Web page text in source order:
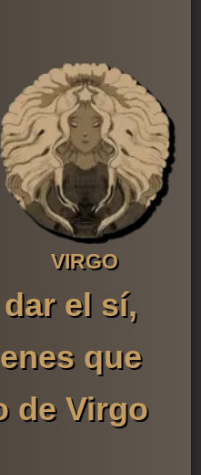
VIRGO
el sí,
que
de Virgo